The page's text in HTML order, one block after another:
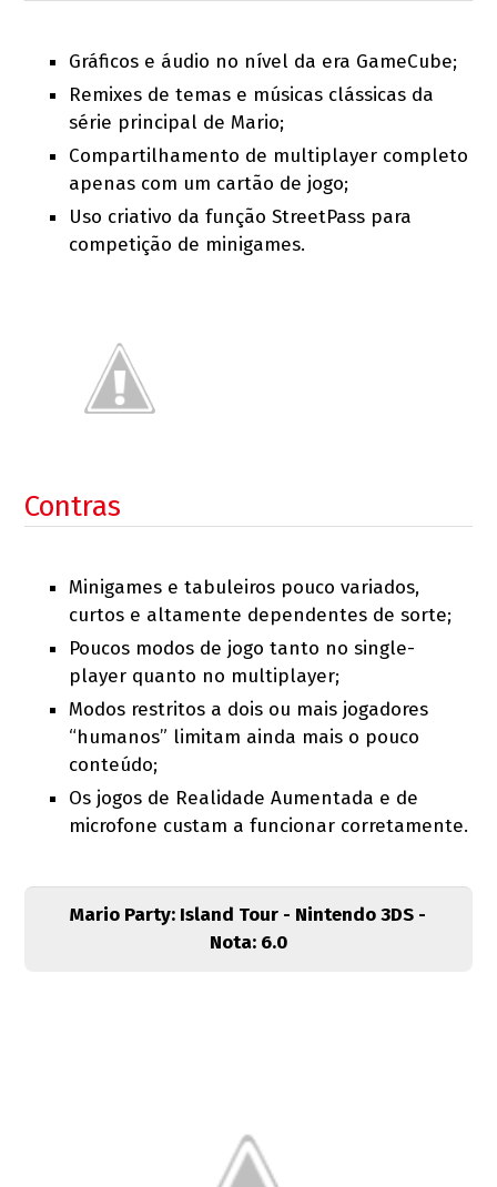
Gráficos e áudio no nível da era GameCube;
Remixes de temas e músicas clássicas da
série principal de Mario;
Compartilhamento de multiplayer completo
apenas com um cartão de jogo;
Uso criativo da função StreetPass para
competição de minigames.
Contras
Minigames e tabuleiros pouco variados,
curtos e altamente dependentes de sorte;
Poucos modos de jogo tanto no single-
player quanto no multiplayer;
Modos restritos a dois ou mais jogadores
“humanos” limitam ainda mais o pouco
conteúdo;
Os jogos de Realidade Aumentada e de
microfone custam a funcionar corretamente.
Mario Party: Island Tour - Nintendo 3DS -
Nota: 6.0